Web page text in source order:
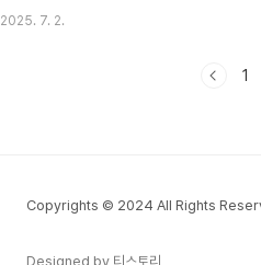
조기 종료 될 수 있습니다. 최대 240만원 - 제주
35~39세 이하 무주택 청년이라면 누구나 신청
2025. 7. 2.
1
Copyrights © 2024 All Rights
Designed by 티스토리